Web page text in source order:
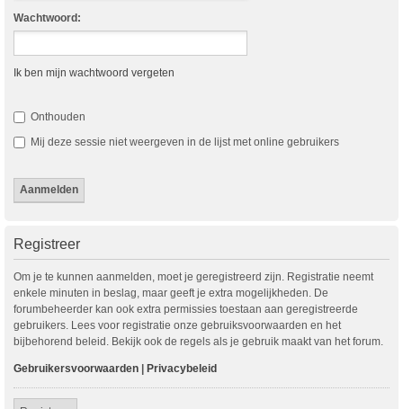
Wachtwoord:
Ik ben mijn wachtwoord vergeten
Onthouden
Mij deze sessie niet weergeven in de lijst met online gebruikers
Registreer
Om je te kunnen aanmelden, moet je geregistreerd zijn. Registratie neemt
enkele minuten in beslag, maar geeft je extra mogelijkheden. De
forumbeheerder kan ook extra permissies toestaan aan geregistreerde
gebruikers. Lees voor registratie onze gebruiksvoorwaarden en het
bijbehorend beleid. Bekijk ook de regels als je gebruik maakt van het forum.
Gebruikersvoorwaarden | Privacybeleid